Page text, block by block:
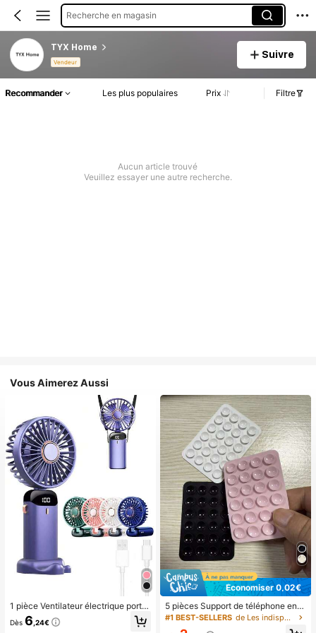
Recherche en magasin
TYX Home
Vendeur
Suivre
Recommander Les plus populaires Prix Filtre
Aucun article trouvé
Veuillez essayer une autre recherche.
Vous Aimerez Aussi
1 pièce Ventilateur électrique porta
ble mini, ventilateur portable rechar
geable USB, ventilateur de cou, ve
Dès 6 ,24€
Économiser 0,02€
5 pièces Support de téléphone en si
licone avec ventouse, support de té
léphone à ventouse, support de télé
#1 BEST-SELLERS de Les indispensables pour voyager en été Essentie